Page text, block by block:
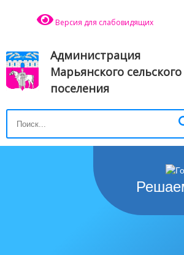
Версия для слабовидящих
Администрация
Марьянского сельского
поселения